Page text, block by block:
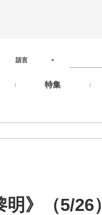
特集
語言
》（5/26）